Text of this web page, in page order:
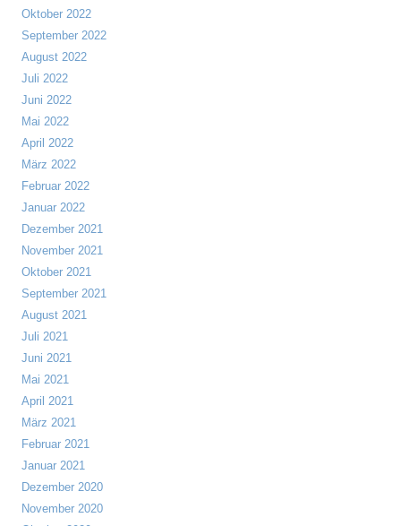
Oktober 2022
September 2022
August 2022
Juli 2022
Juni 2022
Mai 2022
April 2022
März 2022
Februar 2022
Januar 2022
Dezember 2021
November 2021
Oktober 2021
September 2021
August 2021
Juli 2021
Juni 2021
Mai 2021
April 2021
März 2021
Februar 2021
Januar 2021
Dezember 2020
November 2020